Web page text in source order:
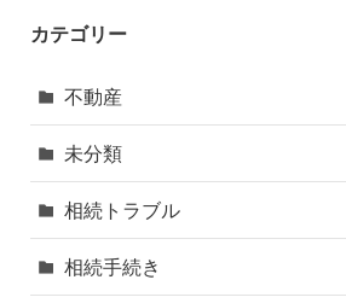
カテゴリー
不動産
未分類
相続トラブル
相続手続き